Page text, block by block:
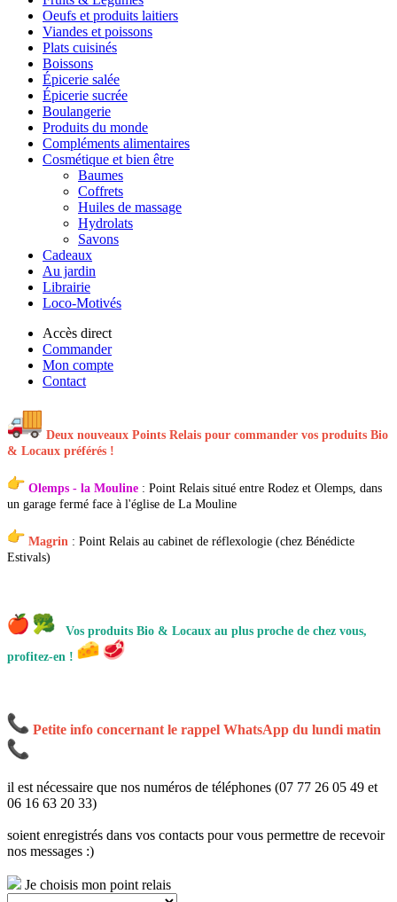
Oeufs et produits laitiers
Viandes et poissons
Plats cuisinés
Boissons
Épicerie salée
Épicerie sucrée
Boulangerie
Produits du monde
Compléments alimentaires
Cosmétique et bien être
Baumes
Coffrets
Huiles de massage
Hydrolats
Savons
Cadeaux
Au jardin
Librairie
Loco-Motivés
Accès direct
Commander
Mon compte
Contact
Deux nouveaux Points Relais pour commander vos produits Bio
& Locaux préférés !
Olemps - la Mouline : Point Relais situé entre Rodez et Olemps, dans
un garage fermé face à l'église de La Mouline
Magrin : Point Relais au cabinet de réflexologie (chez Bénédicte
Estivals)
Vos produits Bio & Locaux au plus proche de chez vous,
profitez-en !
Petite info concernant le rappel WhatsApp du lundi matin
il est nécessaire que nos numéros de téléphones (07 77 26 05 49 et
06 16 63 20 33)
soient enregistrés dans vos contacts pour vous permettre de recevoir
nos messages :)
Je choisis mon point relais